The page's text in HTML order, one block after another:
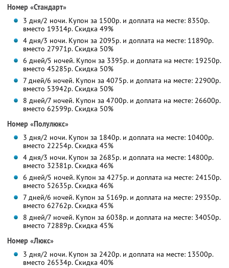
Номер «Стандарт»
3 дня/2 ночи. Купон за 1500р. и доплата на месте: 8350р.
вместо 19314р. Скидка 49%
4 дня/3 ночи. Купон за 2095р. и доплата на месте: 11890р.
вместо 27971р. Скидка 50%
6 дней/5 ночей. Купон за 3395р. и доплата на месте: 19250р.
вместо 45285р. Скидка 50%
7 дней/6 ночей. Купон за 4075р. и доплата на месте: 22900р.
вместо 53942р. Скидка 50%
8 дней/7 ночей. Купон за 4700р. и доплата на месте: 26600р.
вместо 62599р. Скидка 50%
Номер «Полулюкс»
3 дня/2 ночи. Купон за 1840р. и доплата на месте: 10400р.
вместо 22254р. Скидка 45%
4 дня/3 ночи. Купон за 2685р. и доплата на месте: 14800р.
вместо 32381р. Скидка 46%
6 дней/5 ночей. Купон за 4275р. и доплата на месте: 24150р.
вместо 52635р. Скидка 46%
7 дней/6 ночей. Купон за 5169р. и доплата на месте: 29350р.
вместо 62762р. Скидка 45%
8 дней/7 ночей. Купон за 6038р. и доплата на месте: 34050р.
вместо 72889р. Скидка 45%
Номер «Люкс»
3 дня/2 ночи. Купон за 2420р. и доплата на месте: 13500р.
вместо 26534р. Скидка 40%